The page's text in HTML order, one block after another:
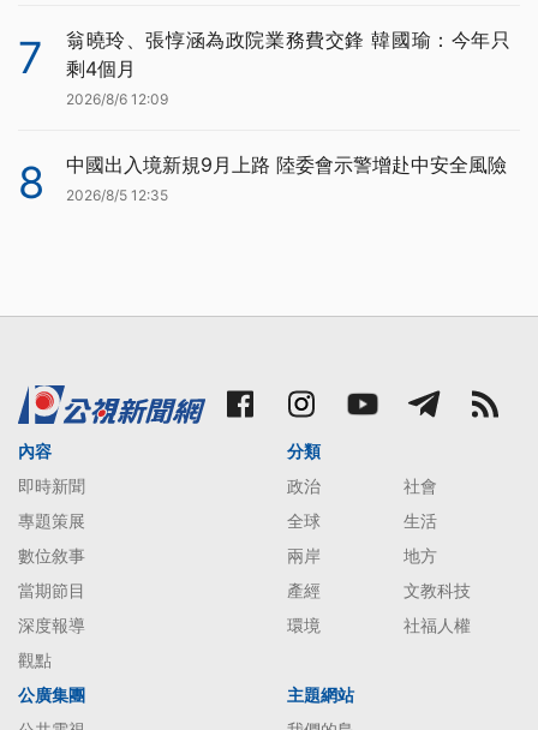
7
翁曉玲、張惇涵為政院業務費交鋒 韓國瑜：今年只
剩4個月
2026/8/6 12:09
8 中國出入境新規9月上路 陸委會示警增赴中安全風險
2026/8/5 12:35
內容
即時新聞
專題策展
數位敘事
當期節目
深度報導
觀點
分類
政治
社會
全球
生活
兩岸
地方
產經
文教科技
環境
社福人權
公廣集團
主題網站